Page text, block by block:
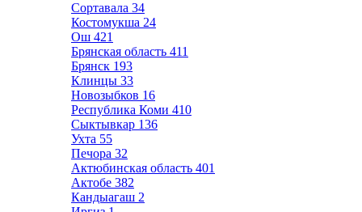
Сортавала 34
Костомукша 24
Ош 421
Брянская область 411
Брянск 193
Клинцы 33
Новозыбков 16
Республика Коми 410
Сыктывкар 136
Ухта 55
Печора 32
Актюбинская область 401
Актобе 382
Кандыагаш 2